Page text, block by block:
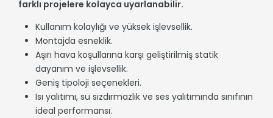
farklı projelere kolayca uyarlanabilir.
Kullanım kolaylığı ve yüksek işlevsellik.
Montajda esneklik.
Aşırı hava koşullarına karşı geliştirilmiş statik
dayanım ve işlevsellik.
Geniş tipoloji seçenekleri.
Isı yalıtımı, su sızdırmazlık ve ses yalıtımında sınıfının
ideal performansı.